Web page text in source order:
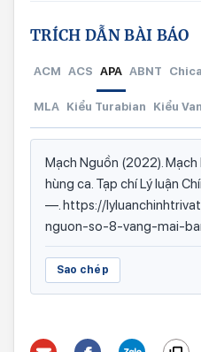
TRÍCH DẪN BÀI BÁO
ACM ACS APA ABNT
MLA Kiểu Turabian Kiểu
Mạch Nguồn (2022).
hùng ca. Tạp chí Lý luận
—. https://
nguon-so-8-vang-mai-
Sao chép